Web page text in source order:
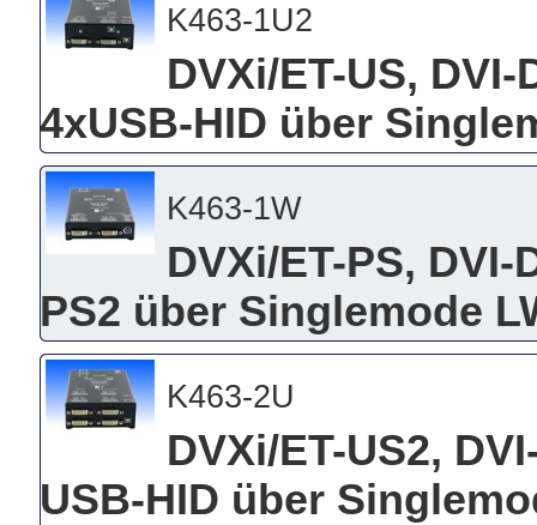
K463-1U2
DVXi/ET-US,
4xUSB-HID über
K463-1W
DVXi/ET-PS,
PS2 über Singlemode
K463-2U
DVXi/ET-US2,
USB-HID über